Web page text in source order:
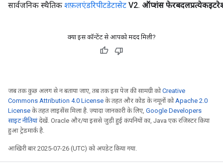
सार्वजनिक स्थैतिक शफ़लएंडरिपीटडेटासेट V2. ऑप्शंस
क्या इस कॉन्टेंट से आपको मदद मिली?
जब तक कुछ अलग से न बताया जाए, तब तक इस पेज की सामग्री कोCreative
Commons Attribution 4.0 License के तहत और कोड के नमूनों कोApache 2.0
License के तहत लाइसेंस मिला है. ज़्यादा जानकारी के लिए, Google Developers
साइट नीतियांदेखें. Oracle और/या इससे जुड़ी हुई कंपनियों का, Java एक रजिस्टर किया
हुआ ट्रेडमार्क है.
आखिरी बार 2025-07-26 (UTC) को अपडेट किया गया.